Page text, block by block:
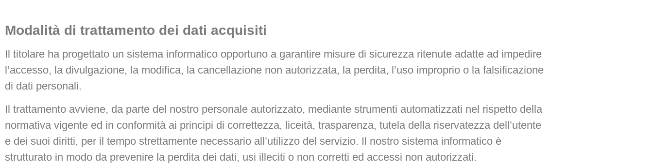
Modalità di trattamento dei dati acquisiti
Il titolare ha progettato un sistema informatico opportuno a garantire misure di sicurezza ritenute adatte ad impedire
l’accesso, la divulgazione, la modifica, la cancellazione non autorizzata, la perdita, l’uso improprio o la falsificazione
di dati personali.
Il trattamento avviene, da parte del nostro personale autorizzato, mediante strumenti automatizzati nel rispetto della
normativa vigente ed in conformità ai principi di correttezza, liceità, trasparenza, tutela della riservatezza dell’utente
e dei suoi diritti, per il tempo strettamente necessario all’utilizzo del servizio. Il nostro sistema informatico è
strutturato in modo da prevenire la perdita dei dati, usi illeciti o non corretti ed accessi non autorizzati.